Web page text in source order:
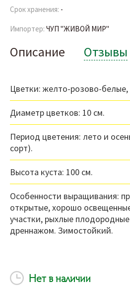
Срок хранения: -
Импортер: ЧУП "ЖИВОЙ МИР"
Описание Отзывы
Цветки: желто-розово-
Диаметр цветков: 10 см.
Период цветения: лето и
сорт).
Высота куста: 100 см.
Особенности выращивания:
открытые, хорошо
участки, рыхлые
дреннажом. Зимостойкий.
Нет в наличии